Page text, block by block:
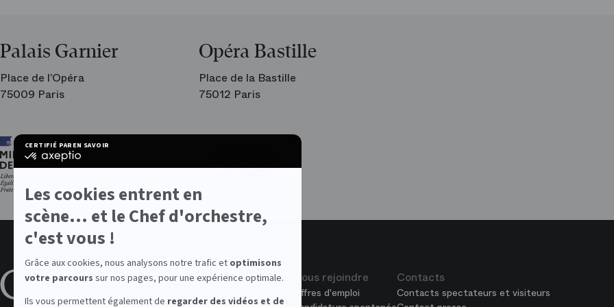
CERTIFIÉ PAR EN SAVOIR PLUS SUR
certifié
En
plus
Axeptio
Les cookies entrent en
scène... et le Chef d'orchestre,
c'est vous !
Grâce aux cookies, nous analysons notre trafic et optimisons
votre parcours sur nos pages, pour une expérience optimale.
Ils vous permettent également de regarder des vidéos et de
Palais Garnier
Place de l’Opéra
75009 Paris
Opéra Bastille
Place de la Bastille
75012 Paris
Arop
de
À propos de l'OpéraValeurs Nous rejoindre
Offres d'emploi
Contacts
Contacts spectateurs et visiteurs